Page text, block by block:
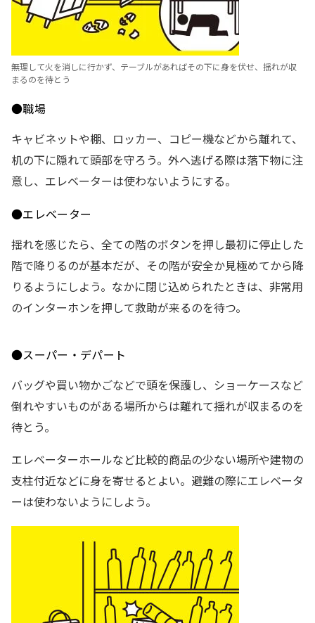
無理して火を消しに行かず、テーブルがあればその下に身を伏せ、揺れが収
まるのを待とう
●職場
キャビネットや棚、ロッカー、コピー機などから離れて、
机の下に隠れて頭部を守ろう。外へ逃げる際は落下物に注
意し、エレベーターは使わないようにする。
●エレベーター
揺れを感じたら、全ての階のボタンを押し最初に停止した
階で降りるのが基本だが、その階が安全か見極めてから降
りるようにしよう。なかに閉じ込められたときは、非常用
のインターホンを押して救助が来るのを待つ。
●スーパー・デパート
バッグや買い物かごなどで頭を保護し、ショーケースなど
倒れやすいものがある場所からは離れて揺れが収まるのを
待とう。
エレベーターホールなど比較的商品の少ない場所や建物の
支柱付近などに身を寄せるとよい。避難の際にエレベータ
ーは使わないようにしよう。